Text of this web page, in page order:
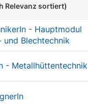
Relevanz sortiert)
- Hauptmodul
und Blechtechnik
- Metallhüttentechnik